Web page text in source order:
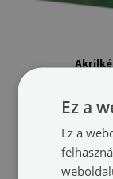
méret -tól: 100x50
49
Ez a
Ez a